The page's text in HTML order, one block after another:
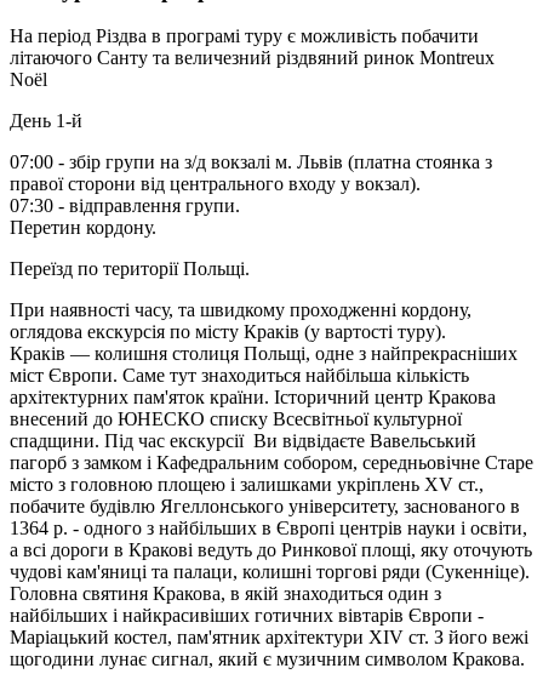
На період Різдва в програмі туру є можливість побачити
літаючого Санту та величезний різдвяний ринок Montreux
Noël
День 1-й
07:00 - збір групи на з/д вокзалі м. Львів (платна стоянка з
правої сторони від центрального входу у вокзал).
07:30 - відправлення групи.
Перетин кордону.
Переїзд по території Польщі.
При наявності часу, та швидкому проходженні кордону,
оглядова екскурсія по місту Краків (у вартості туру).
Краків — колишня столиця Польщі, одне з найпрекрасніших
міст Європи. Саме тут знаходиться найбільша кількість
архітектурних пам'яток країни. Історичний центр Кракова
внесений до ЮНЕСКО списку Всесвітньої культурної
спадщини. Під час екскурсії Ви відвідаєте Вавельський
пагорб з замком і Кафедральним собором, середньовічне Старе
місто з головною площею і залишками укріплень XV ст.,
побачите будівлю Ягеллонського університету, заснованого в
1364 р. - одного з найбільших в Європі центрів науки і освіти,
а всі дороги в Кракові ведуть до Ринкової площі, яку оточують
чудові кам'яниці та палаци, колишні торгові ряди (Сукенніце).
Головна святиня Кракова, в якій знаходиться один з
найбільших і найкрасивіших готичних вівтарів Європи -
Маріацький костел, пам'ятник архітектури XIV ст. З його вежі
щогодини лунає сигнал, який є музичним символом Кракова.